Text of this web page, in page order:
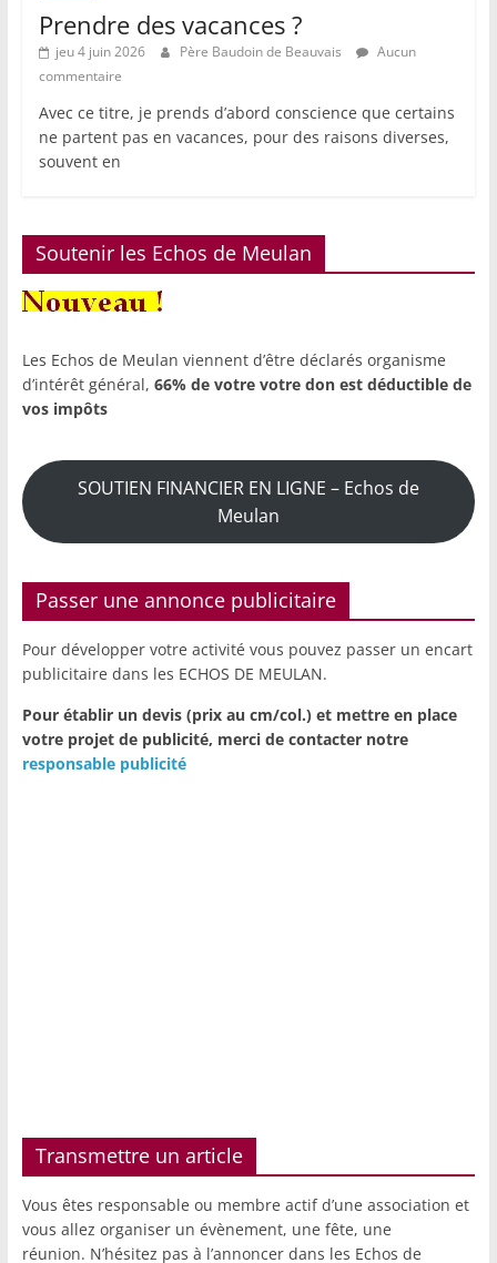
Prendre des vacances ?
jeu 4 juin 2026 Père Baudoin de Beauvais
Aucun
commentaire
Avec ce titre, je prends d’abord conscience que certains
ne partent pas en vacances, pour des raisons diverses,
souvent en
Soutenir les Echos de Meulan
Les Echos de Meulan viennent d’être déclarés organisme
d’intérêt général, 66% de votre votre don est déductible de
vos impôts
SOUTIEN FINANCIER EN LIGNE – Echos de
Meulan
Passer une annonce publicitaire
Pour développer votre activité vous pouvez passer un encart
publicitaire dans les ECHOS DE MEULAN.
Pour établir un devis (prix au cm/col.) et mettre en place
votre projet de publicité, merci de contacter notre
responsable publicité
Transmettre un article
Vous êtes responsable ou membre actif d’une association et
vous allez organiser un évènement, une fête, une
réunion. N’hésitez pas à l’annoncer dans les Echos de